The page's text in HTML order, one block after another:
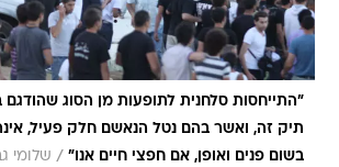
"התייחסות סלחנית לתופעות מן הסוג שהודגם
תיק זה, ואשר בהם נטל הנאשם חלק פעיל,
בשום פנים ואופן, אם חפצי חיים אנו" / שלומי